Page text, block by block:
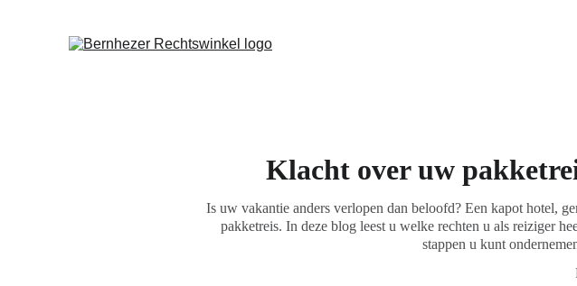
Klacht over uw
Is uw vakantie anders verlopen dan beloofd? Een kapot hotel,
pakketreis. In deze blog leest u welke rechten u als reiziger
stappen u kunt